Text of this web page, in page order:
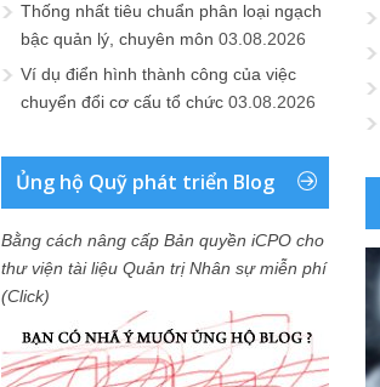
Thống nhất tiêu chuẩn phân loại ngạch
bậc quản lý, chuyên môn 03.08.2026
Ví dụ điển hình thành công của việc
chuyển đổi cơ cấu tổ chức 03.08.2026
Ủng hộ Quỹ phát triển Blog
Bằng cách nâng cấp Bản quyền iCPO cho
thư viện tài liệu Quản trị Nhân sự miễn phí
(Click)